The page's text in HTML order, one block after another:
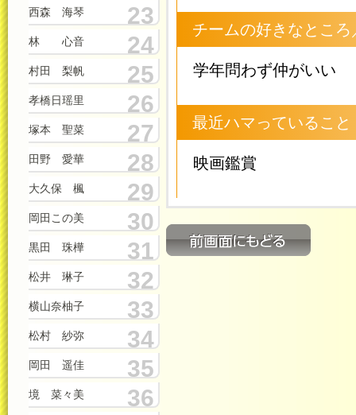
西森 海琴 23
林 心音 24
村田 梨帆 25
孝橋日瑶里 26
塚本 聖菜 27
田野 愛華 28
大久保 楓 29
岡田この美 30
黒田 珠樺 31
松井 琳子 32
横山奈柚子 33
松村 紗弥 34
岡田 遥佳 35
境 菜々美 36
チームの好きなとこ
学年問わず仲がいい
最近ハマっていること
映画鑑賞